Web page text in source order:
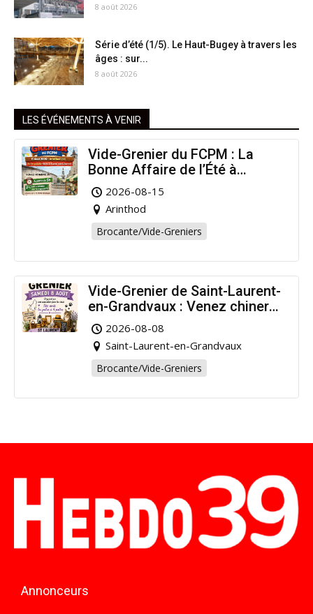
8 août 2026
Série d’été (1/5). Le Haut-Bugey à travers les
âges : sur...
8 août 2026
LES ÉVÉNEMENTS À VENIR
Vide-Grenier du FCPM : La
Bonne Affaire de l’Été à
Arinthod !
2026-08-15
Arinthod
Brocante/Vide-Greniers
Vide-Grenier de Saint-Laurent-
en-Grandvaux : Venez chiner
pour la bonne cause !
2026-08-08
Saint-Laurent-en-Grandvaux
Brocante/Vide-Greniers